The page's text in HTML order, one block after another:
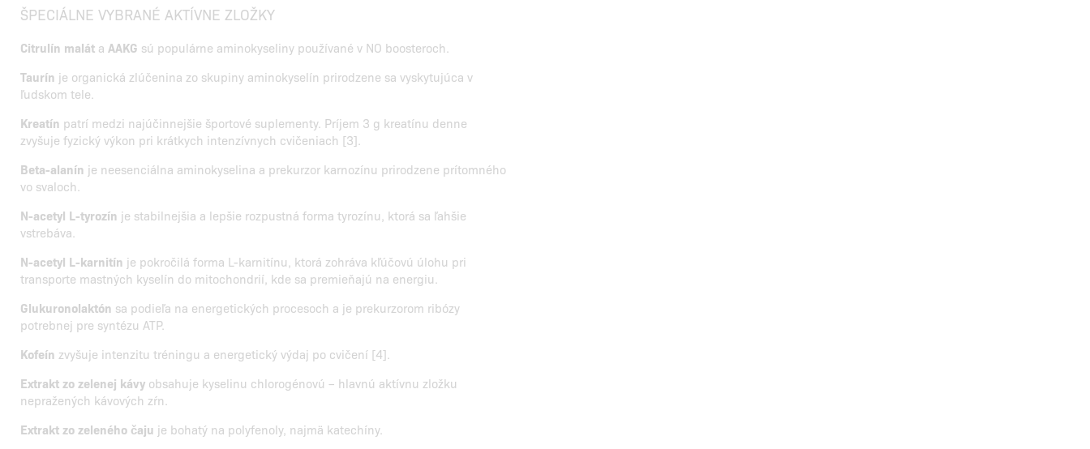
ŠPECIÁLNE VYBRANÉ AKTÍVNE ZLOŽKY
Citrulín malát a AAKG sú populárne aminokyseliny používané v NO boosteroch.
Taurín je organická zlúčenina zo skupiny aminokyselín prirodzene sa vyskytujúca v
ľudskom tele.
Kreatín patrí medzi najúčinnejšie športové suplementy. Príjem 3 g kreatínu denne
zvyšuje fyzický výkon pri krátkych intenzívnych cvičeniach [3].
Beta-alanín je neesenciálna aminokyselina a prekurzor karnozínu prirodzene prítomného
vo svaloch.
N-acetyl L-tyrozín je stabilnejšia a lepšie rozpustná forma tyrozínu, ktorá sa ľahšie
vstrebáva.
N-acetyl L-karnitín je pokročilá forma L-karnitínu, ktorá zohráva kľúčovú úlohu pri
transporte mastných kyselín do mitochondrií, kde sa premieňajú na energiu.
Glukuronolaktón sa podieľa na energetických procesoch a je prekurzorom ribózy
potrebnej pre syntézu ATP.
Kofeín zvyšuje intenzitu tréningu a energetický výdaj po cvičení [4].
Extrakt zo zelenej kávy obsahuje kyselinu chlorogénovú – hlavnú aktívnu zložku
nepražených kávových zŕn.
Extrakt zo zeleného čaju je bohatý na polyfenoly, najmä katechíny.